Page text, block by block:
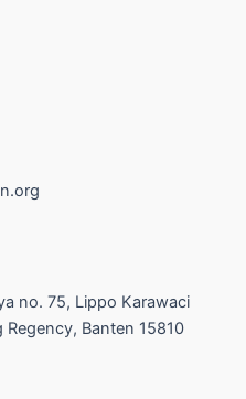
no. 75, Lippo Karawaci
Regency, Banten 15810